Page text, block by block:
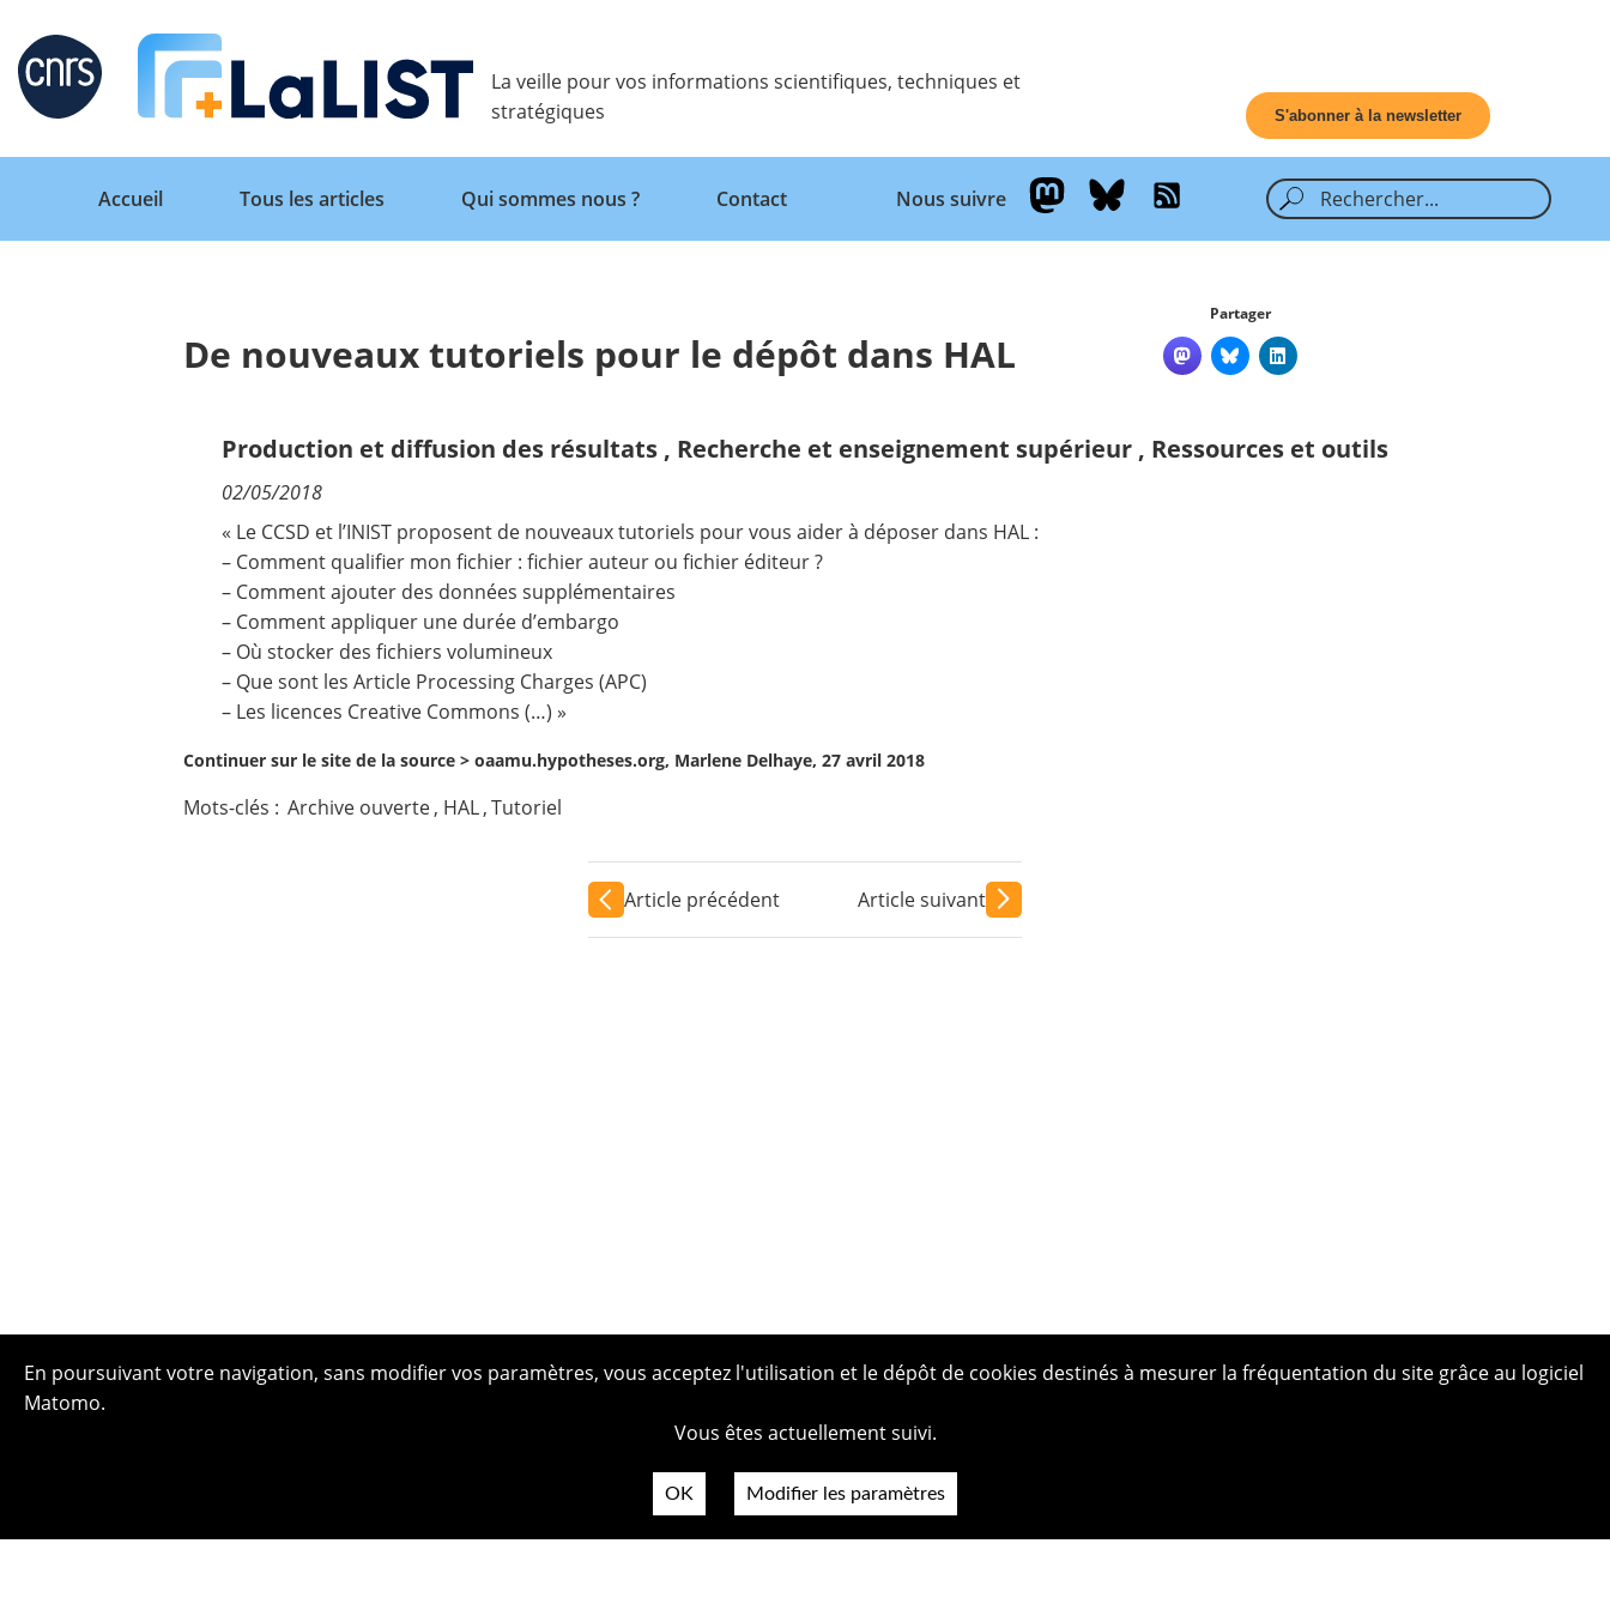
Retour
Qui sommes nous ?
La veille pour vos informations scientifiques, techniques et
stratégiques
S'abonner à la newsletter
Retour
Accueil
Tous les articles Qui sommes nous ? Contact Nous suivre
De nouveaux tutoriels pour le dépôt dans HAL
Partager
Production et diffusion des résultats , Recherche et enseignement supérieur , Ressources et outils
02/05/2018
« Le CCSD et l’INIST proposent de nouveaux tutoriels pour vous aider à déposer dans HAL :
– Comment qualifier mon fichier : fichier auteur ou fichier éditeur ?
– Comment ajouter des données supplémentaires
– Comment appliquer une durée d’embargo
– Où stocker des fichiers volumineux
– Que sont les Article Processing Charges (APC)
– Les licences Creative Commons (…) »
Continuer sur le site de la source > oaamu.hypotheses.org, Marlene Delhaye, 27 avril 2018
Mots-clés : Archive ouverte, HAL ,Tutoriel
Article précédent Article suivant
En poursuivant votre navigation, sans modifier vos paramètres, vous acceptez l'utilisation et le dépôt de cookies destinés à mesurer la fréquentation du site grâce au logiciel
Matomo.
Vous êtes actuellement suivi.
OK Modifier les paramètres